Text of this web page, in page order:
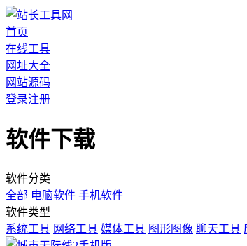
首页
在线工具
网址大全
网站源码
登录注册
软件下载
软件分类
全部 电脑软件 手机软件
软件类型
系统工具 网络工具 媒体工具 图形图像 聊天工具